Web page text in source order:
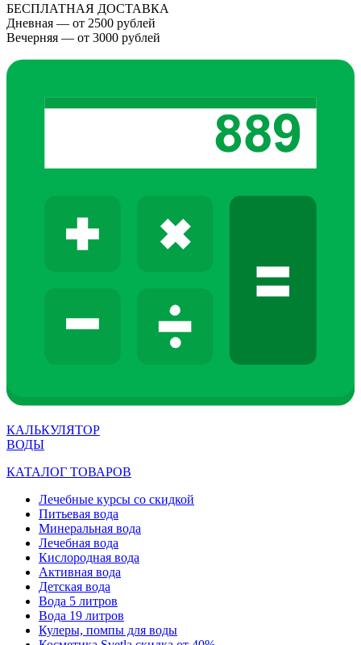
БЕСПЛАТНАЯ ДОСТАВКА
Дневная — от 2500 рублей
Вечерняя — от 3000 рублей
КАЛЬКУЛЯТОР
ВОДЫ
КАТАЛОГ ТОВАРОВ
Лечебные курсы со скидкой
Питьевая вода
Минеральная вода
Лечебная вода
Кислородная вода
Активная вода
Детская вода
Вода 5 литров
Вода 19 литров
Кулеры, помпы для воды